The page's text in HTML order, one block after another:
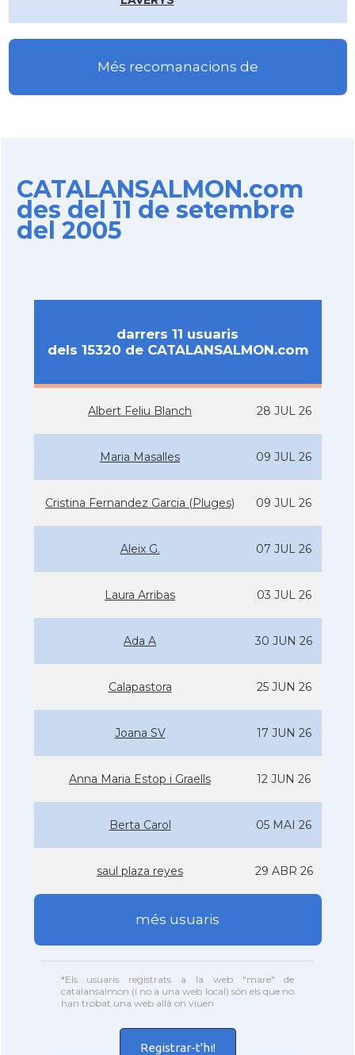
Més recomanacions de
CATALANSALMON.com
des del 11 de setembre
del 2005
darrers 11 usuaris
dels 15320 de CATALANSALMON.com
Albert Feliu Blanch 28 JUL 26
Maria Masalles 09 JUL 26
Cristina Fernandez Garcia (Pluges) 09 JUL 26
Aleix G. 07 JUL 26
Laura Arribas 03 JUL 26
Ada A 30 JUN 26
Calapastora 25 JUN 26
Joana SV 17 JUN 26
Anna Maria Estop i Graells 12 JUN 26
Berta Carol 05 MAI 26
saul plaza reyes 29 ABR 26
més usuaris
*Els usuaris registrats a la web "mare" de
catalansalmon (i no a una web local) són els que no
han trobat una web allà on viuen
Registrar-t'hi!